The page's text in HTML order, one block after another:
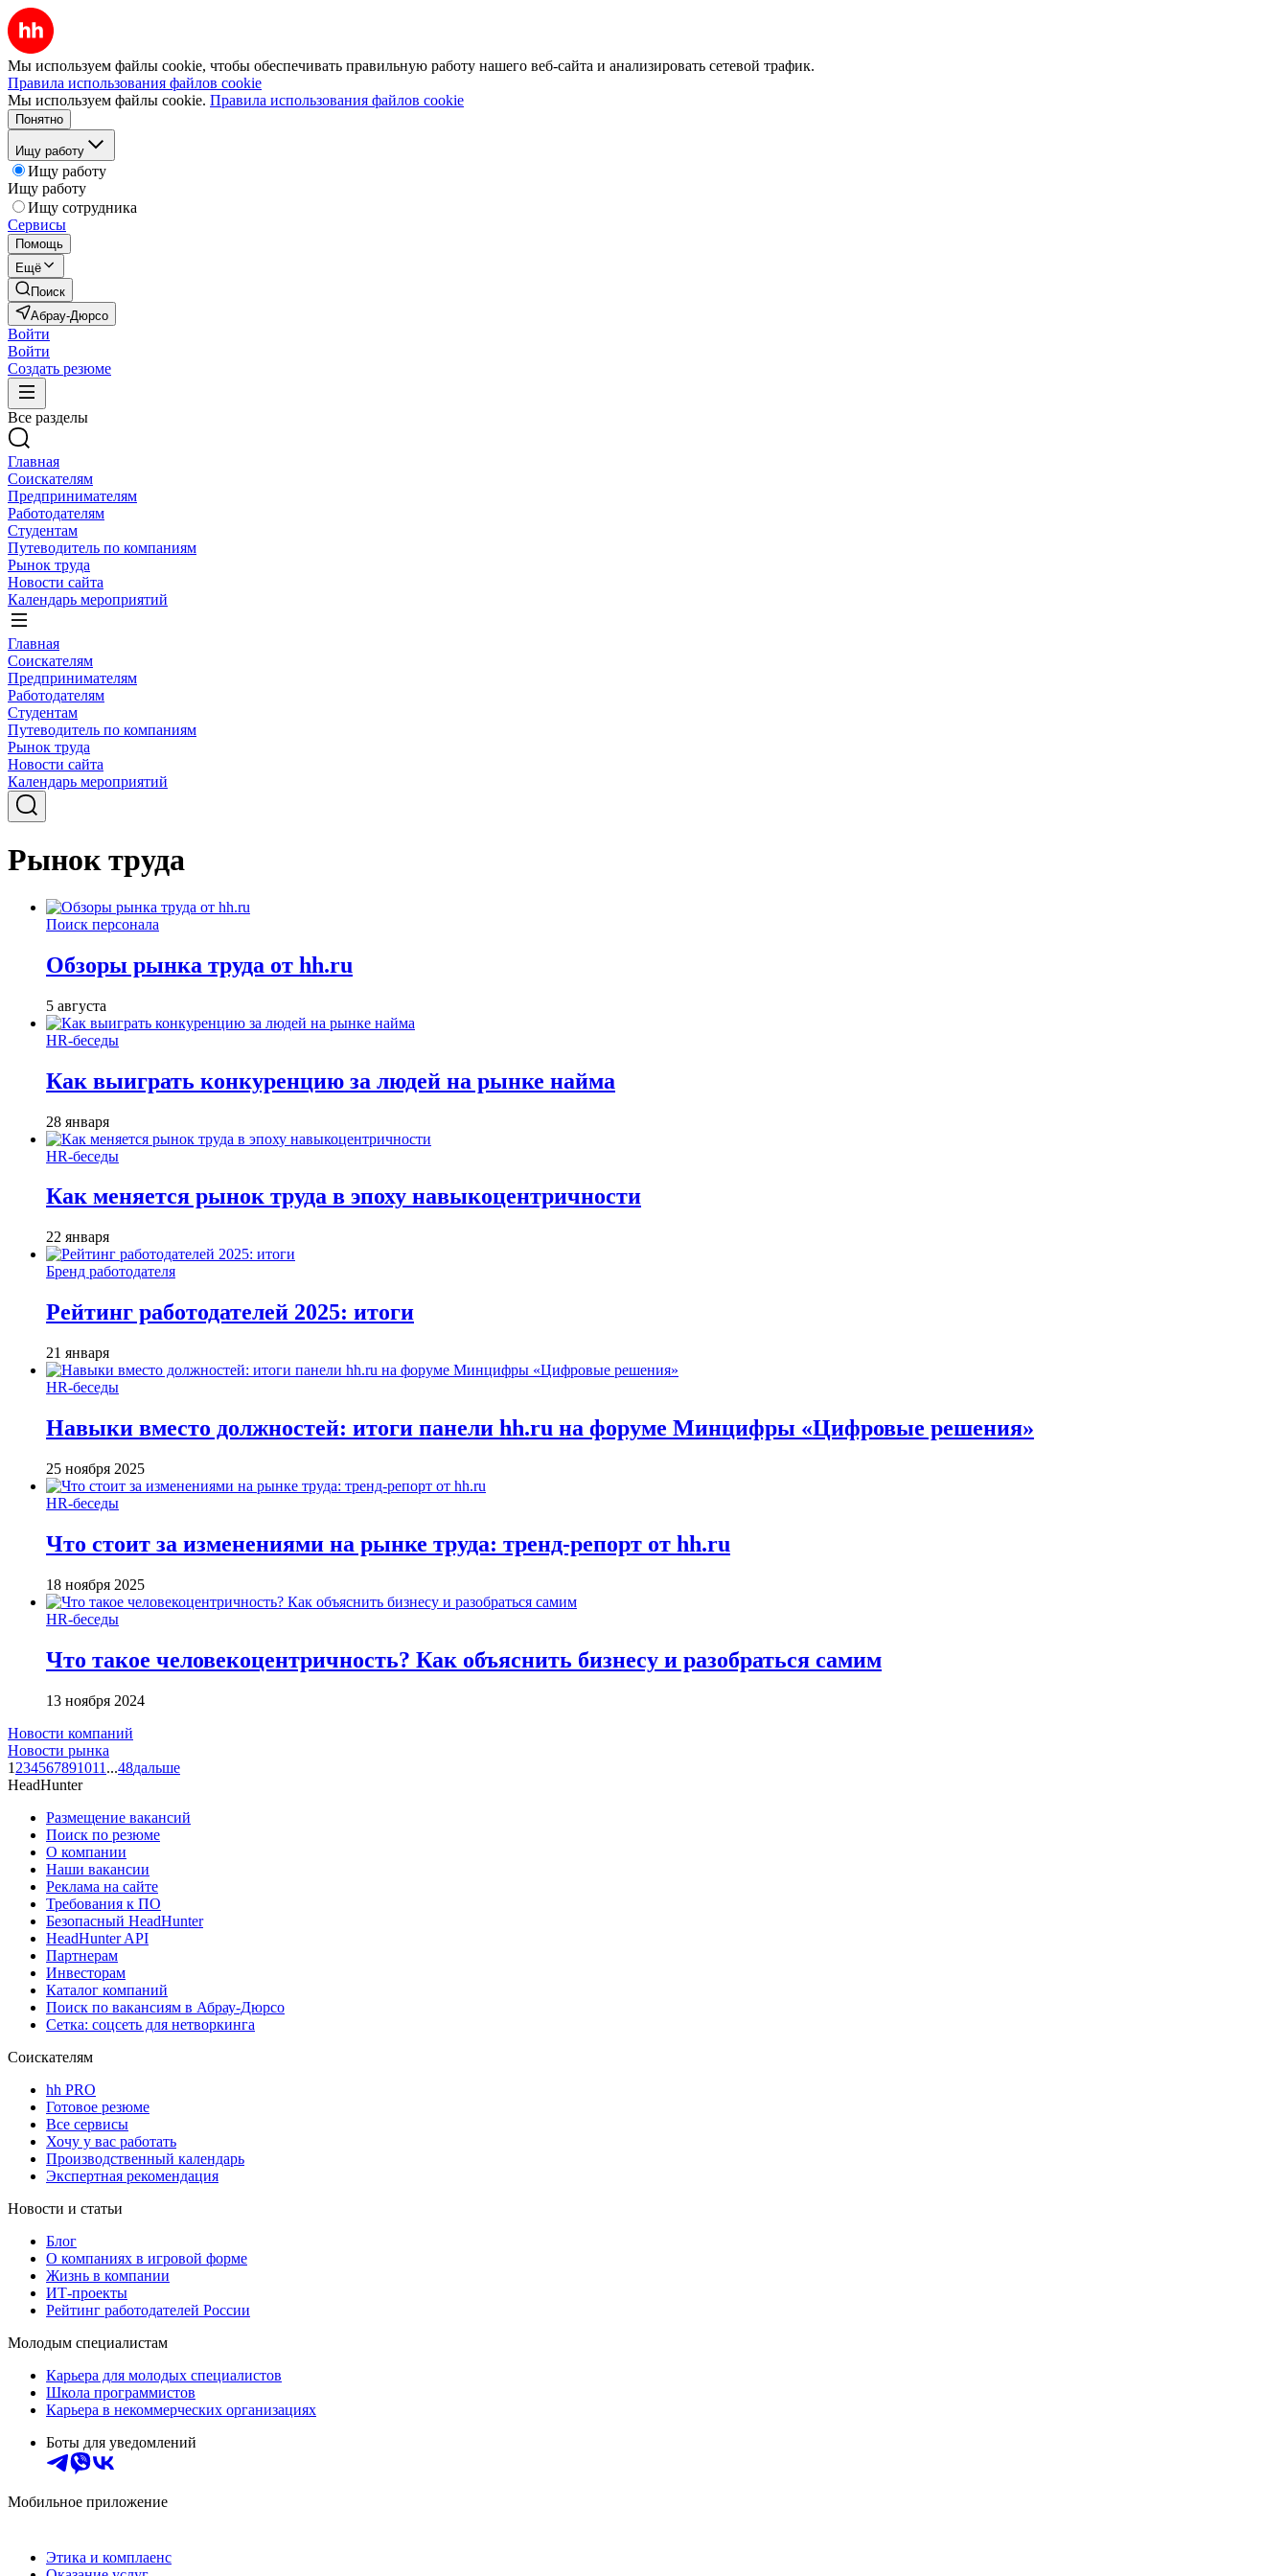
Мы используем файлы cookie, чтобы обеспечивать правильную работу нашего веб-сайта и анализировать сетевой трафик.
Правила использования файлов cookie
Мы используем файлы cookie. Правила использования файлов cookie
Понятно
Ищу работу
Ищу работу
Ищу работу
Ищу сотрудника
Сервисы
Помощь
Ещё
Поиск
Абрау-Дюрсо
Войти
Войти
Создать резюме
Все разделы
Главная
Соискателям
Предпринимателям
Работодателям
Студентам
Путеводитель по компаниям
Рынок труда
Новости сайта
Календарь мероприятий
Главная
Соискателям
Предпринимателям
Работодателям
Студентам
Путеводитель по компаниям
Рынок труда
Новости сайта
Календарь мероприятий
Рынок труда
Поиск персонала
Обзоры рынка труда от hh.ru
5 августа
HR-беседы
Как выиграть конкуренцию за людей на рынке найма
28 января
HR-беседы
Как меняется рынок труда в эпоху навыкоцентричности
22 января
Бренд работодателя
Рейтинг работодателей 2025: итоги
21 января
HR-беседы
Навыки вместо должностей: итоги панели hh.ru на форуме Минцифры «Цифровые решения»
25 ноября 2025
HR-беседы
Что стоит за изменениями на рынке труда: тренд-репорт от hh.ru
18 ноября 2025
HR-беседы
Что такое человеко­центричность? Как объяснить бизнесу и разобраться самим
13 ноября 2024
Новости компаний
Новости рынка
1 234567891011 ...48дальше
HeadHunter
Размещение вакансий
Поиск по резюме
О компании
Наши вакансии
Реклама на сайте
Требования к ПО
Безопасный HeadHunter
HeadHunter API
Партнерам
Инвесторам
Каталог компаний
Поиск по вакансиям в Абрау-Дюрсо
Сетка: соцсеть для нетворкинга
Соискателям
hh PRO
Готовое резюме
Все сервисы
Хочу у вас работать
Производственный календарь
Экспертная рекомендация
Новости и статьи
Блог
О компаниях в игровой форме
Жизнь в компании
ИТ-проекты
Рейтинг работодателей России
Молодым специалистам
Карьера для молодых специалистов
Школа программистов
Карьера в некоммерческих организациях
Боты для уведомлений
Мобильное приложение
Этика и комплаенс